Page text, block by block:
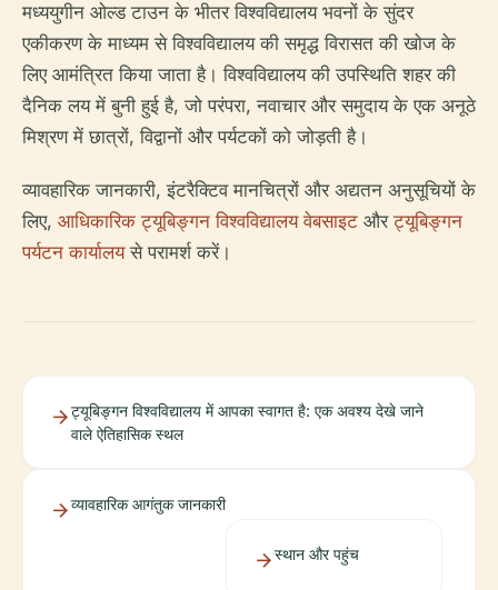
मध्ययुगीन ओल्ड टाउन के भीतर विश्वविद्यालय भवनों के सुंदर
एकीकरण के माध्यम से विश्वविद्यालय की समृद्ध विरासत की खोज के
लिए आमंत्रित किया जाता है। विश्वविद्यालय की उपस्थिति शहर की
दैनिक लय में बुनी हुई है, जो परंपरा, नवाचार और समुदाय के एक अनूठे
मिश्रण में छात्रों, विद्वानों और पर्यटकों को जोड़ती है।
व्यावहारिक जानकारी, इंटरैक्टिव मानचित्रों और अद्यतन अनुसूचियों के
लिए, आधिकारिक ट्यूबिङ्गन विश्वविद्यालय वेबसाइट औरट्यूबिङ्गन
पर्यटन कार्यालयसे परामर्श करें।
ट्यूबिङ्गन विश्वविद्यालय में आपका स्वागत है: एक अवश्य देखे जाने
वाले ऐतिहासिक स्थल
व्यावहारिक आगंतुक जानकारी
स्थान और पहुंच